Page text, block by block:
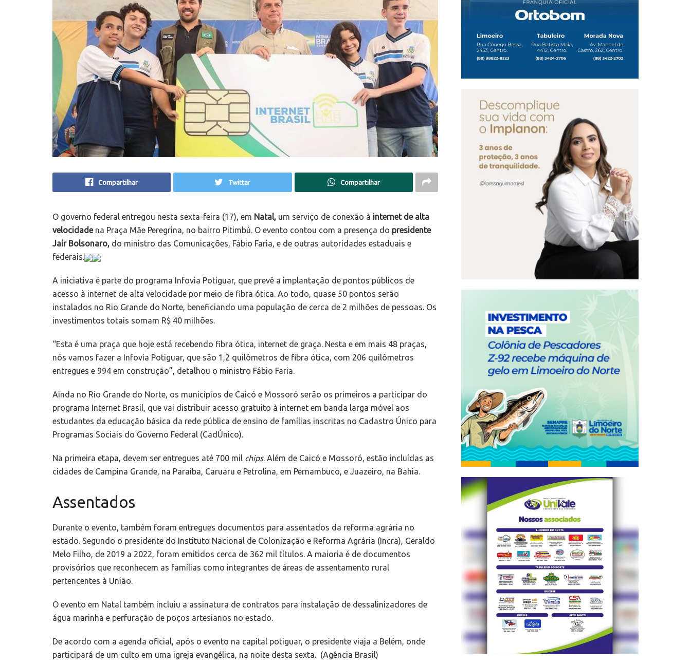
Compartilhar Twittar Compartilhar
O governo federal entregou nesta sexta-feira (17), em Natal, um serviço de conexão à internet de alta
velocidadena Praça Mãe Peregrina, no bairro Pitimbú. O evento contou com a presença do presidente
Jair Bolsonaro, do ministro das Comunicações, Fábio Faria, e de outras autoridades estaduais e
federais.
A iniciativa é parte do programa Infovia Potiguar, que prevê a implantação de pontos públicos de
acesso à internet de alta velocidade por meio de fibra ótica. Ao todo, quase 50 pontos serão
instalados no Rio Grande do Norte, beneficiando uma população de cerca de 2 milhões de pessoas. Os
investimentos totais somam R$ 40 milhões.
“Esta é uma praça que hoje está recebendo fibra ótica, internet de graça. Nesta e em mais 48 praças,
nós vamos fazer a Infovia Potiguar, que são 1,2 quilômetros de fibra ótica, com 206 quilômetros
entregues e 994 em construção”, detalhou o ministro Fábio Faria.
Ainda no Rio Grande do Norte, os municípios de Caicó e Mossoró serão os primeiros a participar do
programa Internet Brasil, que vai distribuir acesso gratuito à internet em banda larga móvel aos
estudantes da educação básica da rede pública de ensino de famílias inscritas no Cadastro Único para
Programas Sociais do Governo Federal (CadÚnico).
Na primeira etapa, devem ser entregues até 700 mil chips. Além de Caicó e Mossoró, estão incluídas as
cidades de Campina Grande, na Paraíba, Caruaru e Petrolina, em Pernambuco, e Juazeiro, na Bahia.
Assentados
Durante o evento, também foram entregues documentos para assentados da reforma agrária no
estado. Segundo o presidente do Instituto Nacional de Colonização e Reforma Agrária (Incra), Geraldo
Melo Filho, de 2019 a 2022, foram emitidos cerca de 362 mil títulos. A maioria é de documentos
provisórios que reconhecem as famílias como integrantes de áreas de assentamento rural
pertencentes à União.
O evento em Natal também incluiu a assinatura de contratos para instalação de dessalinizadores de
água marinha e perfuração de poços artesianos no estado.
De acordo com a agenda oficial, após o evento na capital potiguar, o presidente viaja a Belém, onde
participará de um culto em uma igreja evangélica, na noite desta sexta. (Agência Brasil)